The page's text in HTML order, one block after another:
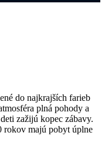
do najkrajších farieb
plná pohody a
zažijú kopec zábavy.
rokov majú pobyt úplne